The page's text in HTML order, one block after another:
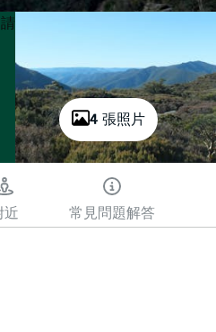
4 張照片
近 常見問題解答